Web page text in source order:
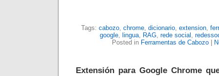
Tags: cabozo, chrome, dicionario, extension,
google, lingua, RAG, rede social ,
Posted in Ferramentas de Cabozo|
Extensión para Google Chrome